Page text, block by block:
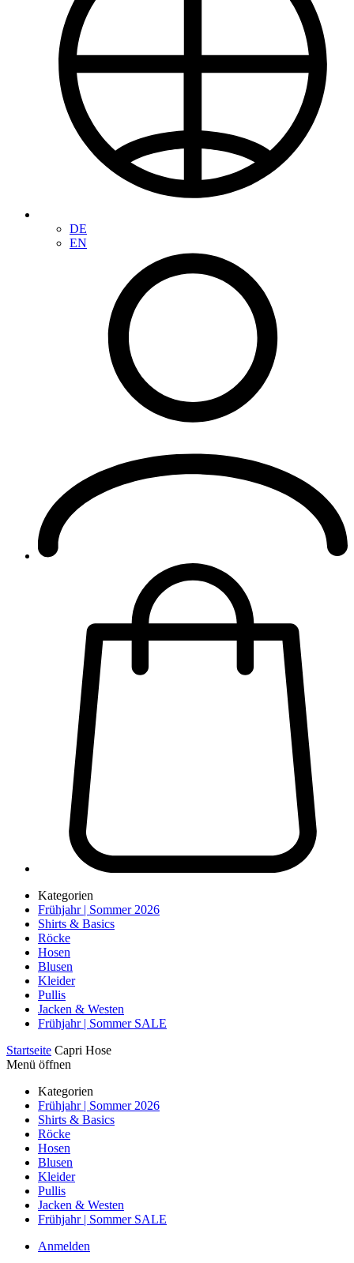
DE
EN
Kategorien
Frühjahr | Sommer 2026
Shirts & Basics
Röcke
Hosen
Blusen
Kleider
Pullis
Jacken & Westen
Frühjahr | Sommer SALE
Startseite Capri Hose
Menü öffnen
Kategorien
Frühjahr | Sommer 2026
Shirts & Basics
Röcke
Hosen
Blusen
Kleider
Pullis
Jacken & Westen
Frühjahr | Sommer SALE
Anmelden